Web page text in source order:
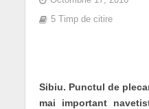
5 Timp de citire
Sibiu. Punctul de
mai important